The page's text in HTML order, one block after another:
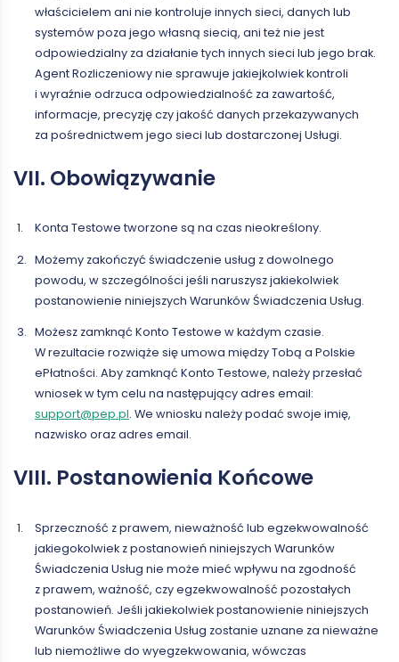
właścicielem ani nie kontroluje innych sieci, danych lub
systemów poza jego własną siecią, ani też nie jest
odpowiedzialny za działanie tych innych sieci lub jego brak.
Agent Rozliczeniowy nie sprawuje jakiejkolwiek kontroli
i wyraźnie odrzuca odpowiedzialność za zawartość,
informacje, precyzję czy jakość danych przekazywanych
za pośrednictwem jego sieci lub dostarczonej Usługi.
VII. Obowiązywanie
Konta Testowe tworzone są na czas nieokreślony.
Możemy zakończyć świadczenie usług z dowolnego
powodu, w szczególności jeśli naruszysz jakiekolwiek
postanowienie niniejszych Warunków Świadczenia Usług.
Możesz zamknąć Konto Testowe w każdym czasie.
W rezultacie rozwiąże się umowa między Tobą a Polskie
ePłatności. Aby zamknąć Konto Testowe, należy przesłać
wniosek w tym celu na następujący adres email:
support@pep.pl. We wniosku należy podać swoje imię,
nazwisko oraz adres email.
VIII. Postanowienia Końcowe
Sprzeczność z prawem, nieważność lub egzekwowalność
jakiegokolwiek z postanowień niniejszych Warunków
Świadczenia Usług nie może mieć wpływu na zgodność
z prawem, ważność, czy egzekwowalność pozostałych
postanowień. Jeśli jakiekolwiek postanowienie niniejszych
Warunków Świadczenia Usług zostanie uznane za nieważne
lub niemożliwe do wyegzekwowania, wówczas